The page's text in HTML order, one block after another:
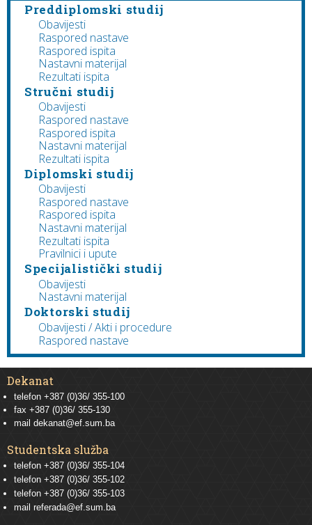
Preddiplomski studij
Obavijesti
Raspored nastave
Raspored ispita
Nastavni materijal
Rezultati ispita
Stručni studij
Obavijesti
Raspored nastave
Raspored ispita
Nastavni materijal
Rezultati ispita
Diplomski studij
Obavijesti
Raspored nastave
Raspored ispita
Nastavni materijal
Rezultati ispita
Pravilnici i upute
Specijalistički studij
Obavijesti
Nastavni materijal
Doktorski studij
Obavijesti / Akti i procedure
Raspored nastave
Dekanat
telefon +387 (0)36/ 355-100
fax +387 (0)36/ 355-130
mail dekanat@ef.sum.ba
Studentska služba
telefon +387 (0)36/ 355-104
telefon +387 (0)36/ 355-102
telefon +387 (0)36/ 355-103
mail referada@ef.sum.ba